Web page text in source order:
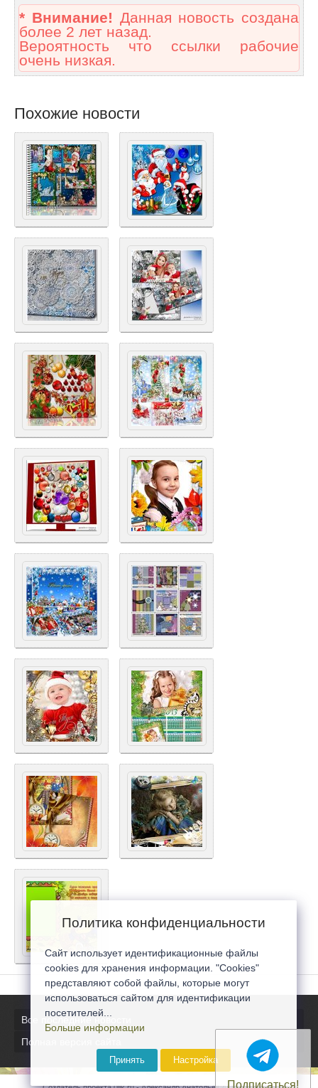
* Внимание! Данная новость создана
более 2 лет назад.
Вероятность что ссылки рабочие
очень низкая.
Похожие новости
Все последние новости
Полная версия сайта
Подписаться!
Политика конфиденциальности
Сайт использует идентификационные файлы
cookies для хранения информации. "Cookies"
представляют собой файлы, которые могут
использоваться сайтом для идентификации
посетителей...
Больше информации
Принять Настройка